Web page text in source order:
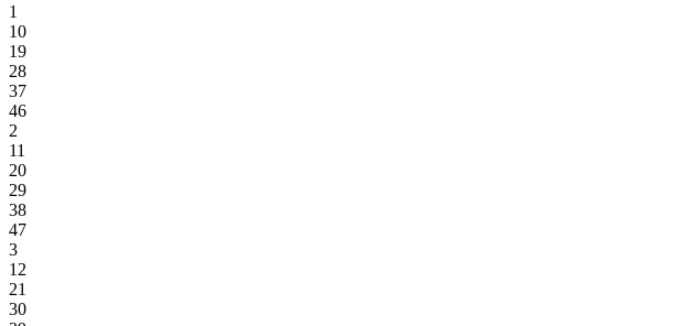
1
10
19
28
37
46
2
11
20
29
38
47
3
12
21
30